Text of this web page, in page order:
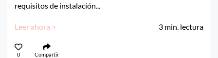
requisitos de instalación...
Leer ahora > 3 min. lectura
0 Compartir